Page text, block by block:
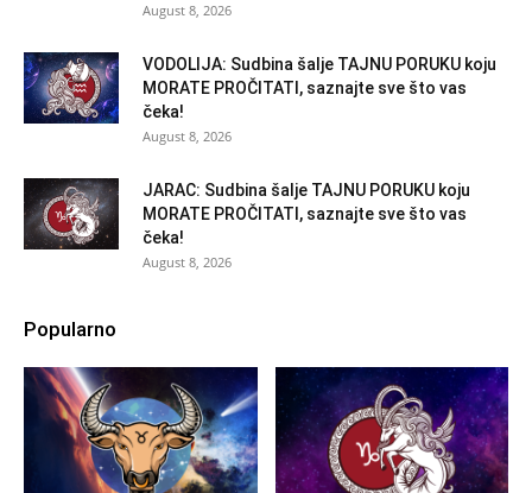
August 8, 2026
VODOLIJA: Sudbina šalje TAJNU PORUKU koju
MORATE PROČITATI, saznajte sve što vas
čeka!
August 8, 2026
JARAC: Sudbina šalje TAJNU PORUKU koju
MORATE PROČITATI, saznajte sve što vas
čeka!
August 8, 2026
Popularno